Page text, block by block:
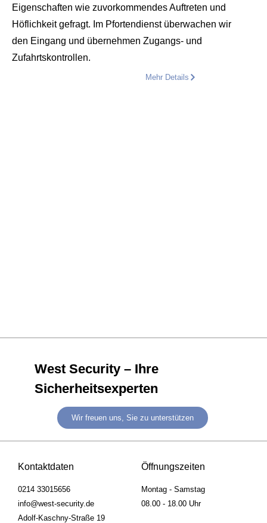
Eigenschaften wie zuvorkommendes Auftreten und
Höflichkeit gefragt. Im Pfortendienst überwachen wir
den Eingang und übernehmen Zugangs- und
Zufahrtskontrollen.
Mehr Details
West Security – Ihre
Sicherheitsexperten
Wir freuen uns, Sie zu unterstützen
Kontaktdaten
0214 33015656
info@west-security.de
Adolf-Kaschny-Straße 19
Öffnungszeiten
Montag - Samstag
08.00 - 18.00 Uhr